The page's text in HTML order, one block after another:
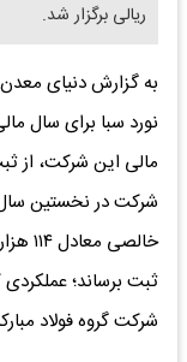
ریالی برگزار شد.
به گزارش دنیای
مالی این شرکت، از
شرکت در نخستین
ثبت برساند؛ عملکردی
شرکت‌ گروه فولاد